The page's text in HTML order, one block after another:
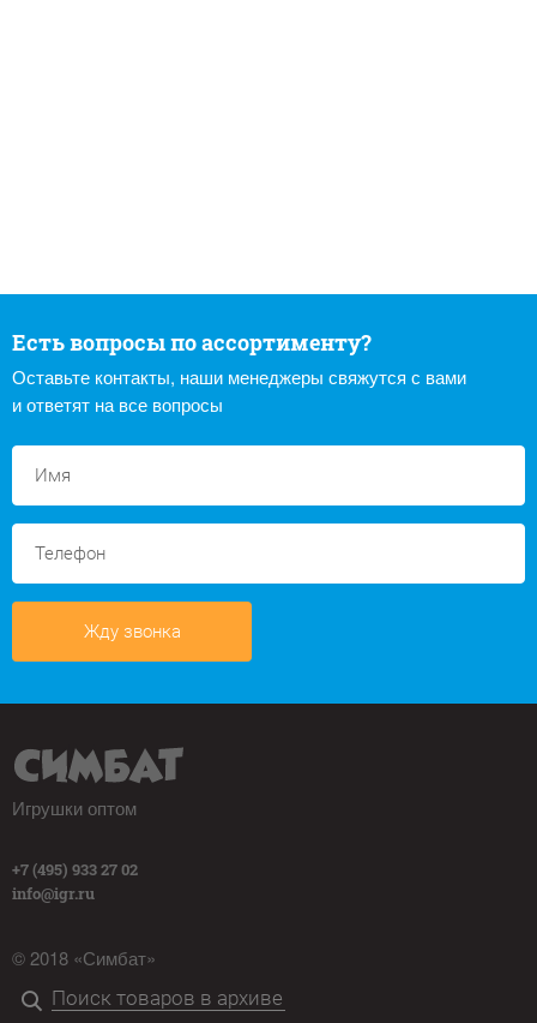
Есть вопросы по ассортименту?
Оставьте контакты, наши менеджеры свяжутся с вами
и ответят на все вопросы
Жду звонка
Игрушки оптом
+7 (495) 933 27 02
info@igr.ru
© 2018 «Симбат»